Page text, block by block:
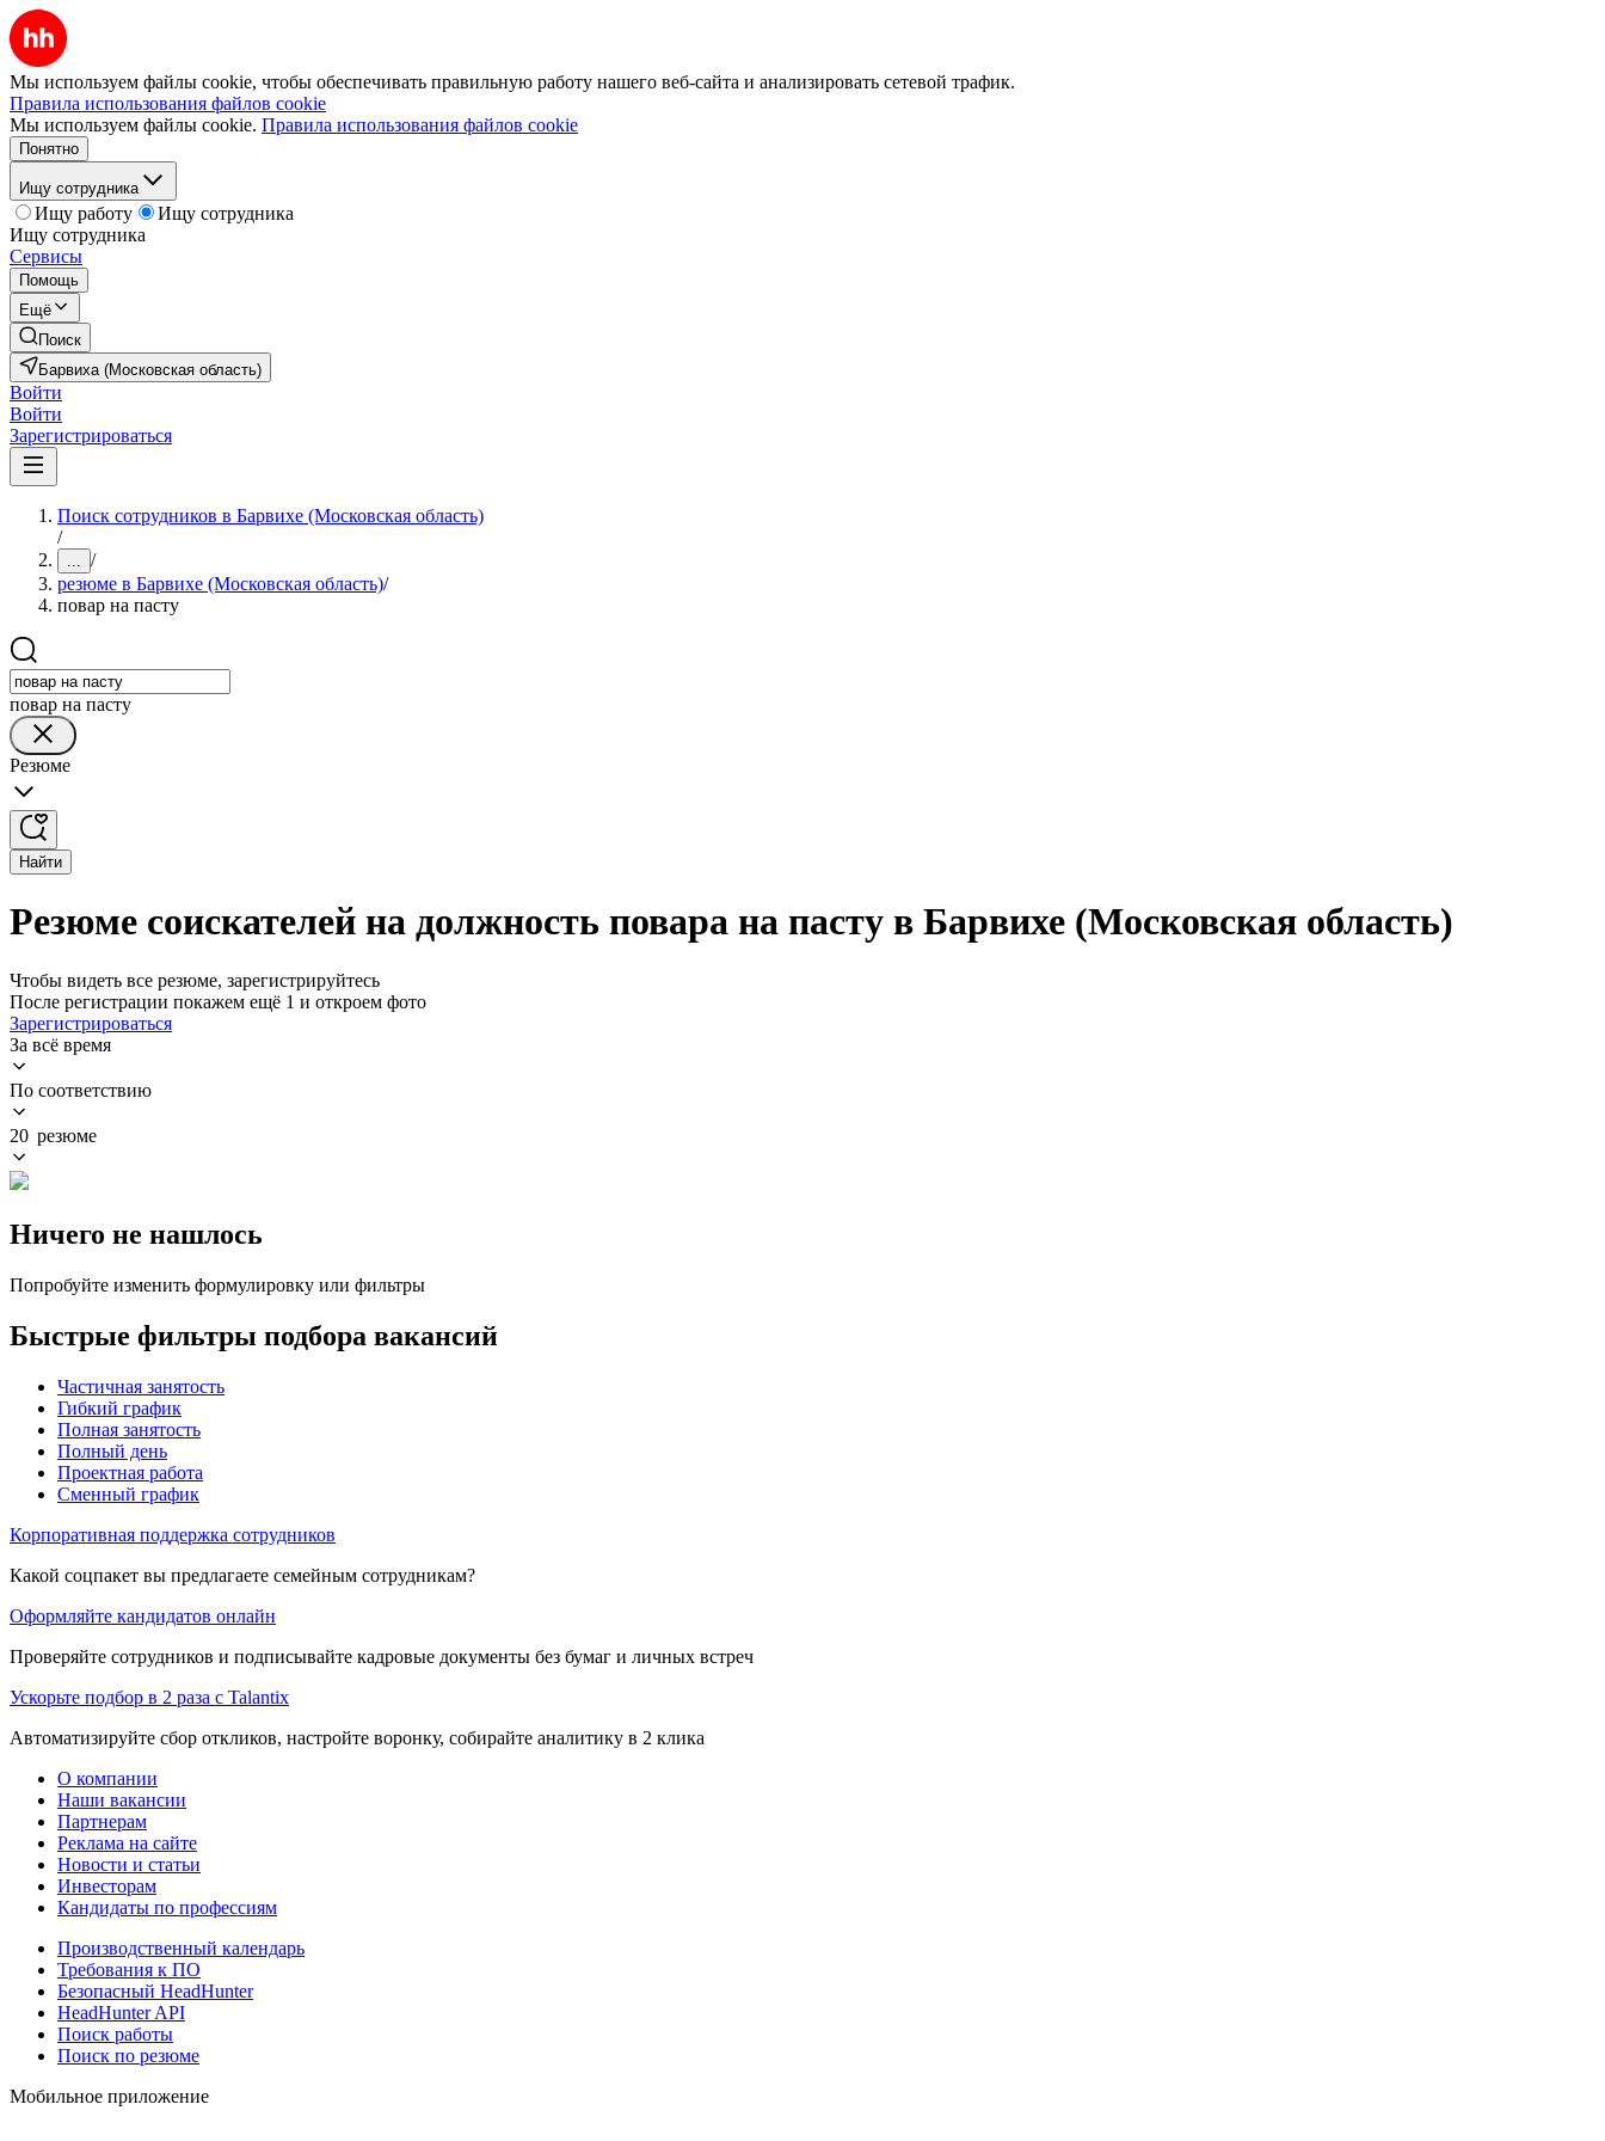
Мы используем файлы cookie, чтобы обеспечивать правильную работу нашего веб-сайта и анализировать сетевой трафик.
Правила использования файлов cookie
Мы используем файлы cookie. Правила использования файлов cookie
Понятно
Ищу сотрудника
Ищу работу
Ищу сотрудника
Ищу сотрудника
Сервисы
Помощь
Ещё
Поиск
Барвиха (Московская область)
Войти
Войти
Зарегистрироваться
Поиск сотрудников в Барвихе (Московская область)
/
... /
резюме в Барвихе (Московская область)/
повар на пасту
повар на пасту
Резюме
Найти
Резюме соискателей на должность повара на пасту в Барвихе (Московская область)
Чтобы видеть все резюме, зарегистрируйтесь
После регистрации покажем ещё 1 и откроем фото
Зарегистрироваться
За всё время
По соответствию
20 резюме
Ничего не нашлось
Попробуйте изменить формулировку или фильтры
Быстрые фильтры подбора вакансий
Частичная занятость
Гибкий график
Полная занятость
Полный день
Проектная работа
Сменный график
Корпоративная поддержка сотрудников
Какой соцпакет вы предлагаете семейным сотрудникам?
Оформляйте кандидатов онлайн
Проверяйте сотрудников и подписывайте кадровые документы без бумаг и личных встреч
Ускорьте подбор в 2 раза с Talantix
Автоматизируйте сбор откликов, настройте воронку, собирайте аналитику в 2 клика
О компании
Наши вакансии
Партнерам
Реклама на сайте
Новости и статьи
Инвесторам
Кандидаты по профессиям
Производственный календарь
Требования к ПО
Безопасный HeadHunter
HeadHunter API
Поиск работы
Поиск по резюме
Мобильное приложение